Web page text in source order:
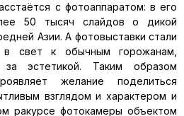
с фотоаппаратом: в его
50 тысяч слайдов о дикой
Азии. А фотовыставки стали
свет к обычным горожанам,
за эстетикой. Таким образом
желание поделиться
взглядом и характером и
ракурсе фотокамеры объектом